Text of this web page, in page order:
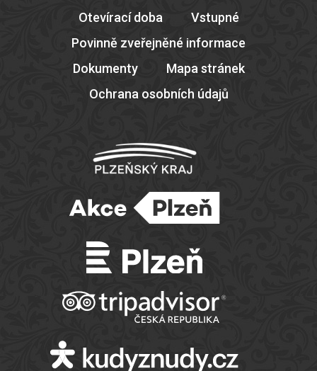
Otevírací doba
Vstupné
Povinně zveřejněné informace
Dokumenty
Mapa stránek
Ochrana osobních údajů